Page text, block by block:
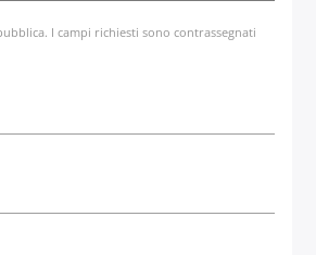
I campi richiesti sono contrassegnati